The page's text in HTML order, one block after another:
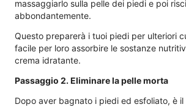
massaggiarlo sulla pelle dei piedi e poi
abbondantemente.
Questo preparerà i tuoi piedi per ulteriori
facile per loro assorbire le sostanze
crema idratante.
Passaggio 2. Eliminare la pelle morta
Dopo aver bagnato i piedi ed esfoliato, è